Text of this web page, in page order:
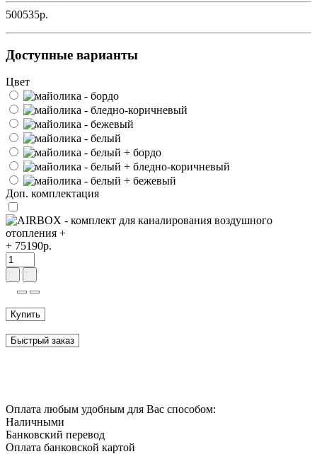
500535р.
Доступные варианты
Цвет
Доп. комплектация
+ 75190р.
Купить
Быстрый заказ
Оплата любым удобным для Вас способом:
Наличными
Банковский перевод
Оплата банковской картой